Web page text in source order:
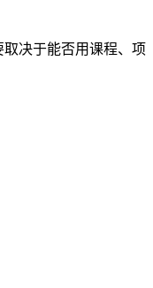
决于能否用课程、项